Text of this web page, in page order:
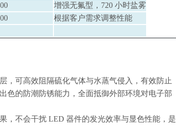
增强无氟型，720 小时盐雾
根据客户需求调整性能
，可高效阻隔硫化气体与水蒸气侵入，有效防止
色的防潮防锈能力，全面抵御外部环境对电子部
，不会干扰 LED 器件的发光效率与显色性能，是